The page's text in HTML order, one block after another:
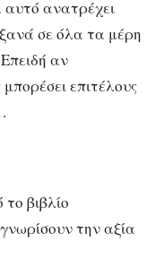
αυτό ανατρέχει
ξανά σε όλα τα μέρη
αν
επιτέλους
βιβλίο
την αξία